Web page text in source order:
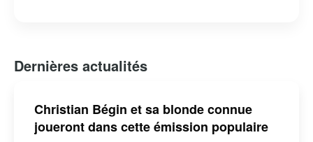
Dernières actualités
Christian Bégin et sa blonde connue
joueront dans cette émission populaire